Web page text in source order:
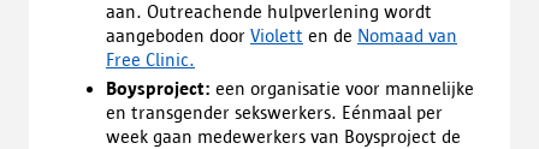
aan. Outreachende hulpverlening wordt
aangeboden door Violett en de Nomaad van
Free Clinic.
Boysproject: een organisatie voor mannelijke
en transgender sekswerkers. Eénmaal per
week gaan medewerkers van Boysproject de